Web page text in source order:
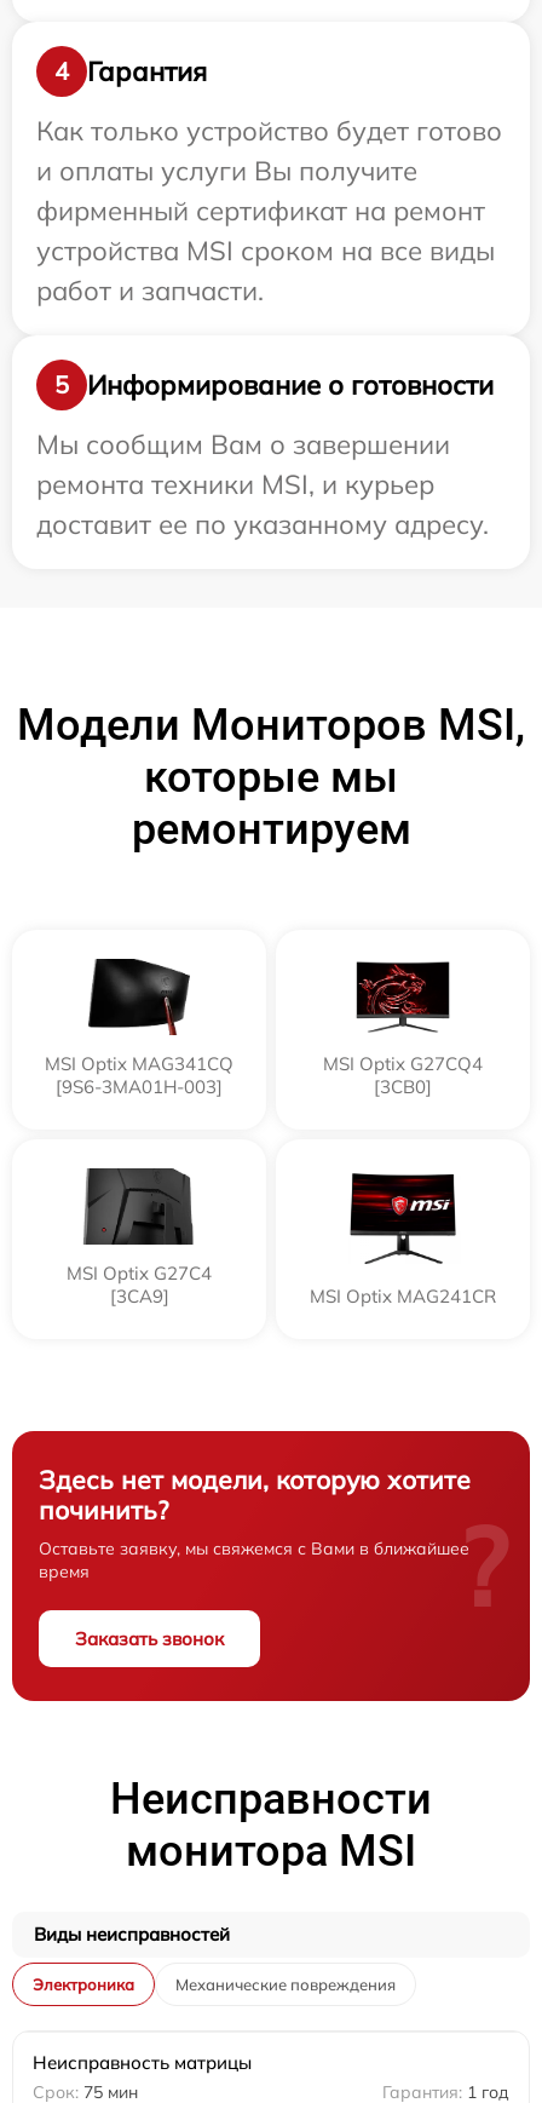
4
Гарантия
Как только устройство будет готово
и оплаты услуги Вы получите
фирменный сертификат на ремонт
устройства MSI сроком на все виды
работ и запчасти.
5
Информирование о готовности
Мы сообщим Вам о завершении
ремонта техники MSI, и курьер
доставит ее по указанному адресу.
Модели Мониторов MSI,
которые мы
ремонтируем
MSI Optix MAG341CQ
[9S6-3MA01H-003]
MSI Optix G27CQ4
[3CB0]
MSI Optix G27C4
[3CA9]
MSI Optix MAG241CR
Здесь нет модели, которую хотите
починить?
Оставьте заявку, мы свяжемся с Вами в ближайшее
время
Заказать звонок
?
Неисправности
монитора MSI
Виды неисправностей
Электроника Механические повреждения
Неисправность матрицы
75 мин 1 год